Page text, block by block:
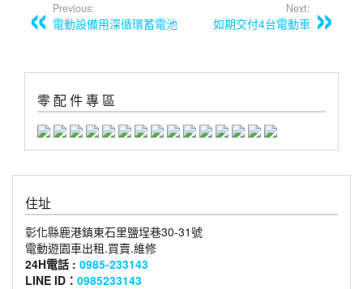
Previous:
電動設備用深循環蓄電池
Next:
如期交付4台電動車
零 配 件 專 區
住址
彰化縣鹿港鎮東石里鹽埕巷30-31號
電動遊園車出租.買賣.維修
24H電話 : 0985-233143
LINE ID： 0985233143